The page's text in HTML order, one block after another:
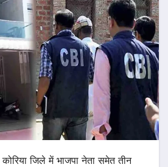
जिले में भाजपा नेता समेत तीन